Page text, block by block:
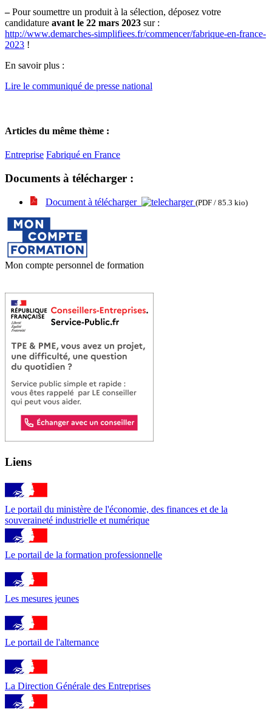
–Pour soumettre un produit à la sélection, déposez votre
candidature avant le 22 mars 2023 sur :
http://www.demarches-simplifiees.fr/commencer/fabrique-en-france-
2023 !
En savoir plus :
Lire le communiqué de presse national
Articles du même thème :
Entreprise Fabriqué en France
Documents à télécharger :
Document à télécharger (PDF / 85.3 kio)
Mon compte personnel de formation
Liens
Le portail du ministère de l'économie, des finances et de la
souveraineté industrielle et numérique
Le portail de la formation professionnelle
Les mesures jeunes
Le portail de l'alternance
La Direction Générale des Entreprises